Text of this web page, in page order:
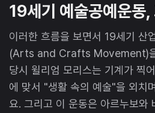
19세기 예술공예운
이러한 흐름을 보면서 19세기 산
(Arts and Crafts Movement)을
당시 윌리엄 모리스는 기계가 찍
에 맞서 "생활 속의 예술"을 외치
요. 그리고 이 운동은 아르누보와